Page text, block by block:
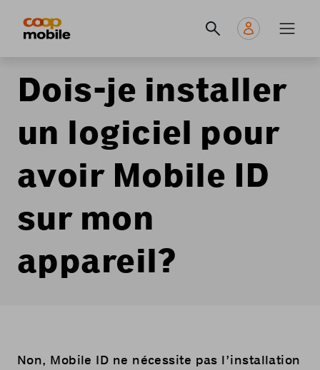
principale
Dois-je installer
un logiciel pour
avoir Mobile ID
sur mon
appareil?
Non, Mobile ID ne nécessite pas l’installation